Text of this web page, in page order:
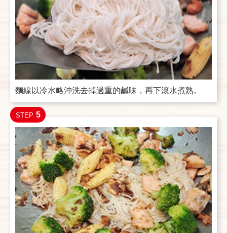
麵線以冷水略沖洗去掉過重的鹹味，再下滾水煮熟。
STEP 5